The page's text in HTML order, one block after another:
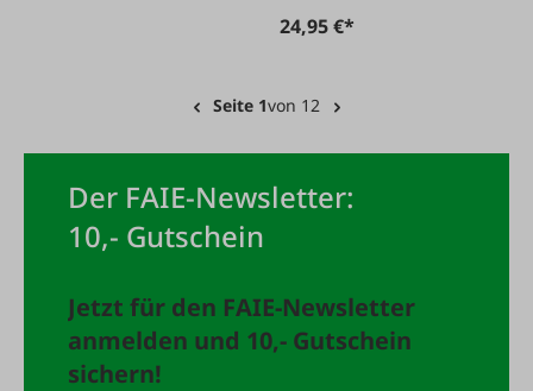
24,95 €*
Seite 1von 12
Der FAIE-Newsletter:
10,- Gutschein
Jetzt für den FAIE-Newsletter
anmelden und 10,- Gutschein
sichern!